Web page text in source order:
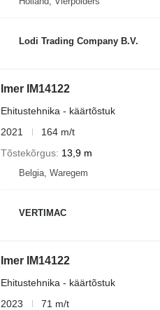
Lodi Trading Company B.V.
Imer IM14122
Ehitustehnika - käärtõstuk
2021
164 m/t
Tõstekõrgus 13,9 m
Belgia, Waregem
VERTIMAC
Imer IM14122
Ehitustehnika - käärtõstuk
2023
71 m/t